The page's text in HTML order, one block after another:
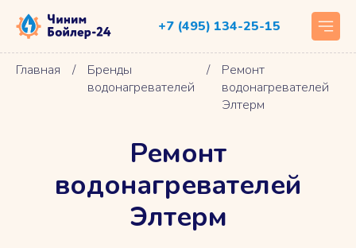
+7 (495) 134-25-15
Главная /
Бренды
водонагревателей
/
Ремонт
водонагревателей
Элтерм
Ремонт
водонагревателей
Элтерм